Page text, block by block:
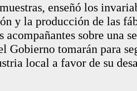
enseñó los
y la producción de las
sobre una
Gobierno tomarán para
local a favor de su